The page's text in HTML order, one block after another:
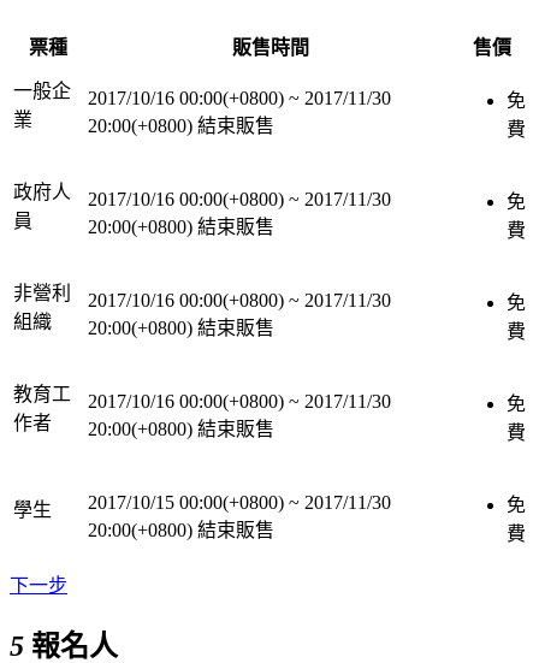
票種 販售時間 售價
一般企
業
2017/10/16 00:00(+0800) ~ 2017/11/30
20:00(+0800) 結束販售
免
費
政府人
員
2017/10/16 00:00(+0800) ~ 2017/11/30
20:00(+0800) 結束販售
免
費
非營利
組織
2017/10/16 00:00(+0800) ~ 2017/11/30
20:00(+0800) 結束販售
免
費
教育工
作者
2017/10/16 00:00(+0800) ~ 2017/11/30
20:00(+0800) 結束販售
免
費
學生 2017/10/15 00:00(+0800) ~ 2017/11/30
20:00(+0800) 結束販售
免
費
下一步
5 報名人